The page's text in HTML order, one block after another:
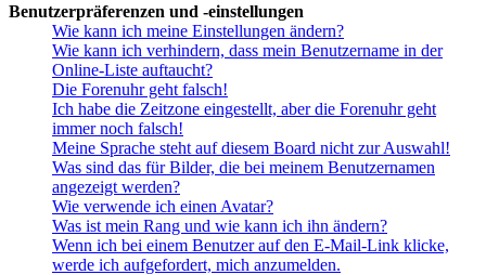
Benutzerpräferenzen und -einstellungen
Wie kann ich meine Einstellungen ändern?
Wie kann ich verhindern, dass mein Benutzername in der
Online-Liste auftaucht?
Die Forenuhr geht falsch!
Ich habe die Zeitzone eingestellt, aber die Forenuhr geht
immer noch falsch!
Meine Sprache steht auf diesem Board nicht zur Auswahl!
Was sind das für Bilder, die bei meinem Benutzernamen
angezeigt werden?
Wie verwende ich einen Avatar?
Was ist mein Rang und wie kann ich ihn ändern?
Wenn ich bei einem Benutzer auf den E-Mail-Link klicke,
werde ich aufgefordert, mich anzumelden.